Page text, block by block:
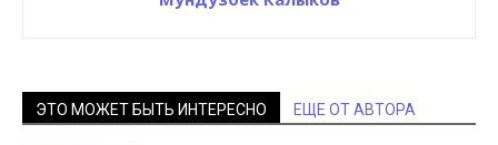
ЭТО МОЖЕТ БЫТЬ ИНТЕРЕСНО ЕЩЕ ОТ АВТОРА